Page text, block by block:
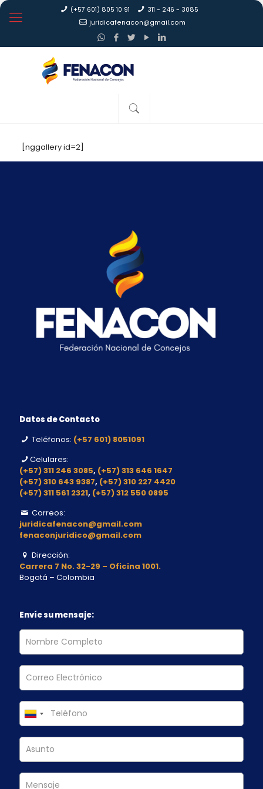
(+57 601) 805 10 91
311 - 246 - 3085
juridicafenacon@gmail.com
[nggallery id=2]
Datos de Contacto
Teléfonos: (+57 601) 8051091
Celulares:
(+57) 311 246 3085, (+57) 313 646 1647
(+57) 310 643 9387, (+57) 310 227 4420
(+57) 311 561 2321, (+57) 312 550 0895
Correos:
juridicafenacon@gmail.com
fenaconjuridico@gmail.com
Dirección:
Carrera 7 No. 32-29 – Oficina 1001.
Bogotá – Colombia
Envíe su mensaje: